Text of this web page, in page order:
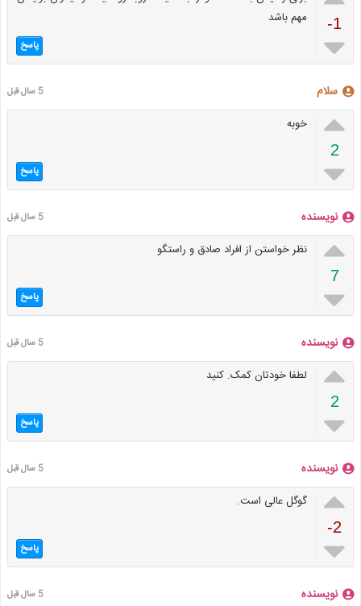
-1

مهم باشد
پاسخ
سلام 5 سال قبل

2

خوبه
پاسخ
نویسنده 5 سال قبل

7

نظر خواستن از افراد صادق و راستگو
پاسخ
نویسنده 5 سال قبل

2

لطفا خودتان کمک. کنید
پاسخ
نویسنده 5 سال قبل

-2

گوگل عالی است.
پاسخ
نویسنده 5 سال قبل